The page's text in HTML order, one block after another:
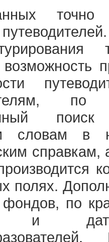
точно
словам в
полях.
по
и